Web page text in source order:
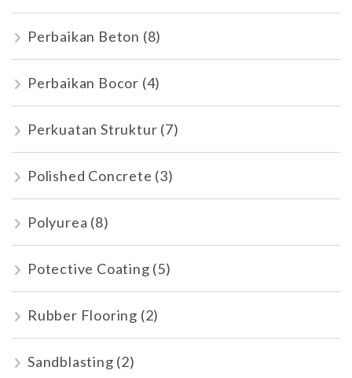
Perbaikan Beton (8)
Perbaikan Bocor (4)
Perkuatan Struktur (7)
Polished Concrete (3)
Polyurea (8)
Potective Coating (5)
Rubber Flooring (2)
Sandblasting (2)